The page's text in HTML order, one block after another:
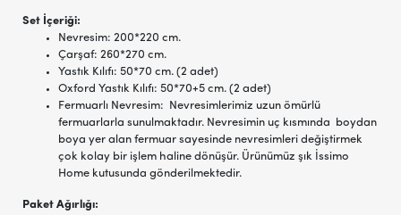
Set İçeriği:
Nevresim: 200*220 cm.
Çarşaf: 260*270 cm.
Yastık Kılıfı: 50*70 cm. (2 adet)
Oxford Yastık Kılıfı: 50*70+5 cm. (2 adet)
Fermuarlı Nevresim: Nevresimlerimiz uzun ömürlü
fermuarlarla sunulmaktadır. Nevresimin uç kısmında boydan
boya yer alan fermuar sayesinde nevresimleri değiştirmek
çok kolay bir işlem haline dönüşür. Ürünümüz şık İssimo
Home kutusunda gönderilmektedir.
Paket Ağırlığı: